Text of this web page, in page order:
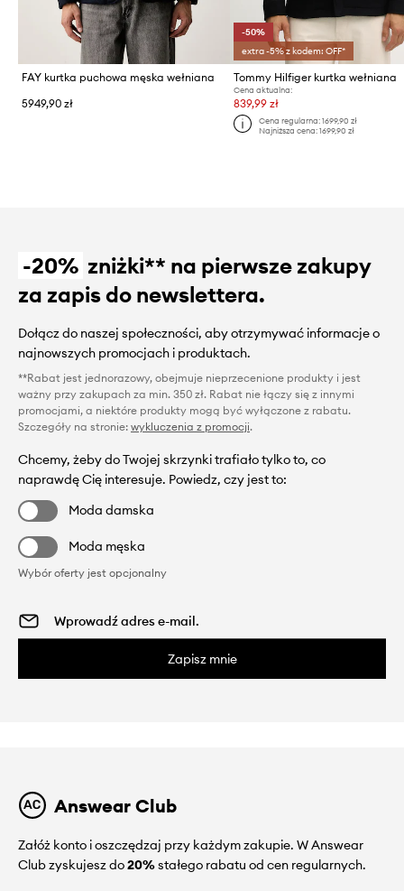
FAY kurtka puchowa męska wełniana
5949,90 zł
-50%
extra -5% z kodem: OFF*
Tommy Hilfiger kurtka wełniana
Cena aktualna:
839,99 zł
Cena regularna: 1699,90 zł
Najniższa cena: 1699,90 zł
-20% zniżki** na pierwsze zakupy
za zapis do newslettera.
Dołącz do naszej społeczności, aby otrzymywać informacje o
najnowszych promocjach i produktach.
**Rabat jest jednorazowy, obejmuje nieprzecenione produkty i jest
ważny przy zakupach za min. 350 zł. Rabat nie łączy się z innymi
promocjami, a niektóre produkty mogą być wyłączone z rabatu.
Szczegóły na stronie: wykluczenia z promocji.
Chcemy, żeby do Twojej skrzynki trafiało tylko to, co
naprawdę Cię interesuje. Powiedz, czy jest to:
Moda damska
Moda męska
Wybór oferty jest opcjonalny
Zapisz mnie
Answear Club
Załóż konto i oszczędzaj przy każdym zakupie. W Answear
Club zyskujesz do20%stałego rabatu od cen regularnych.